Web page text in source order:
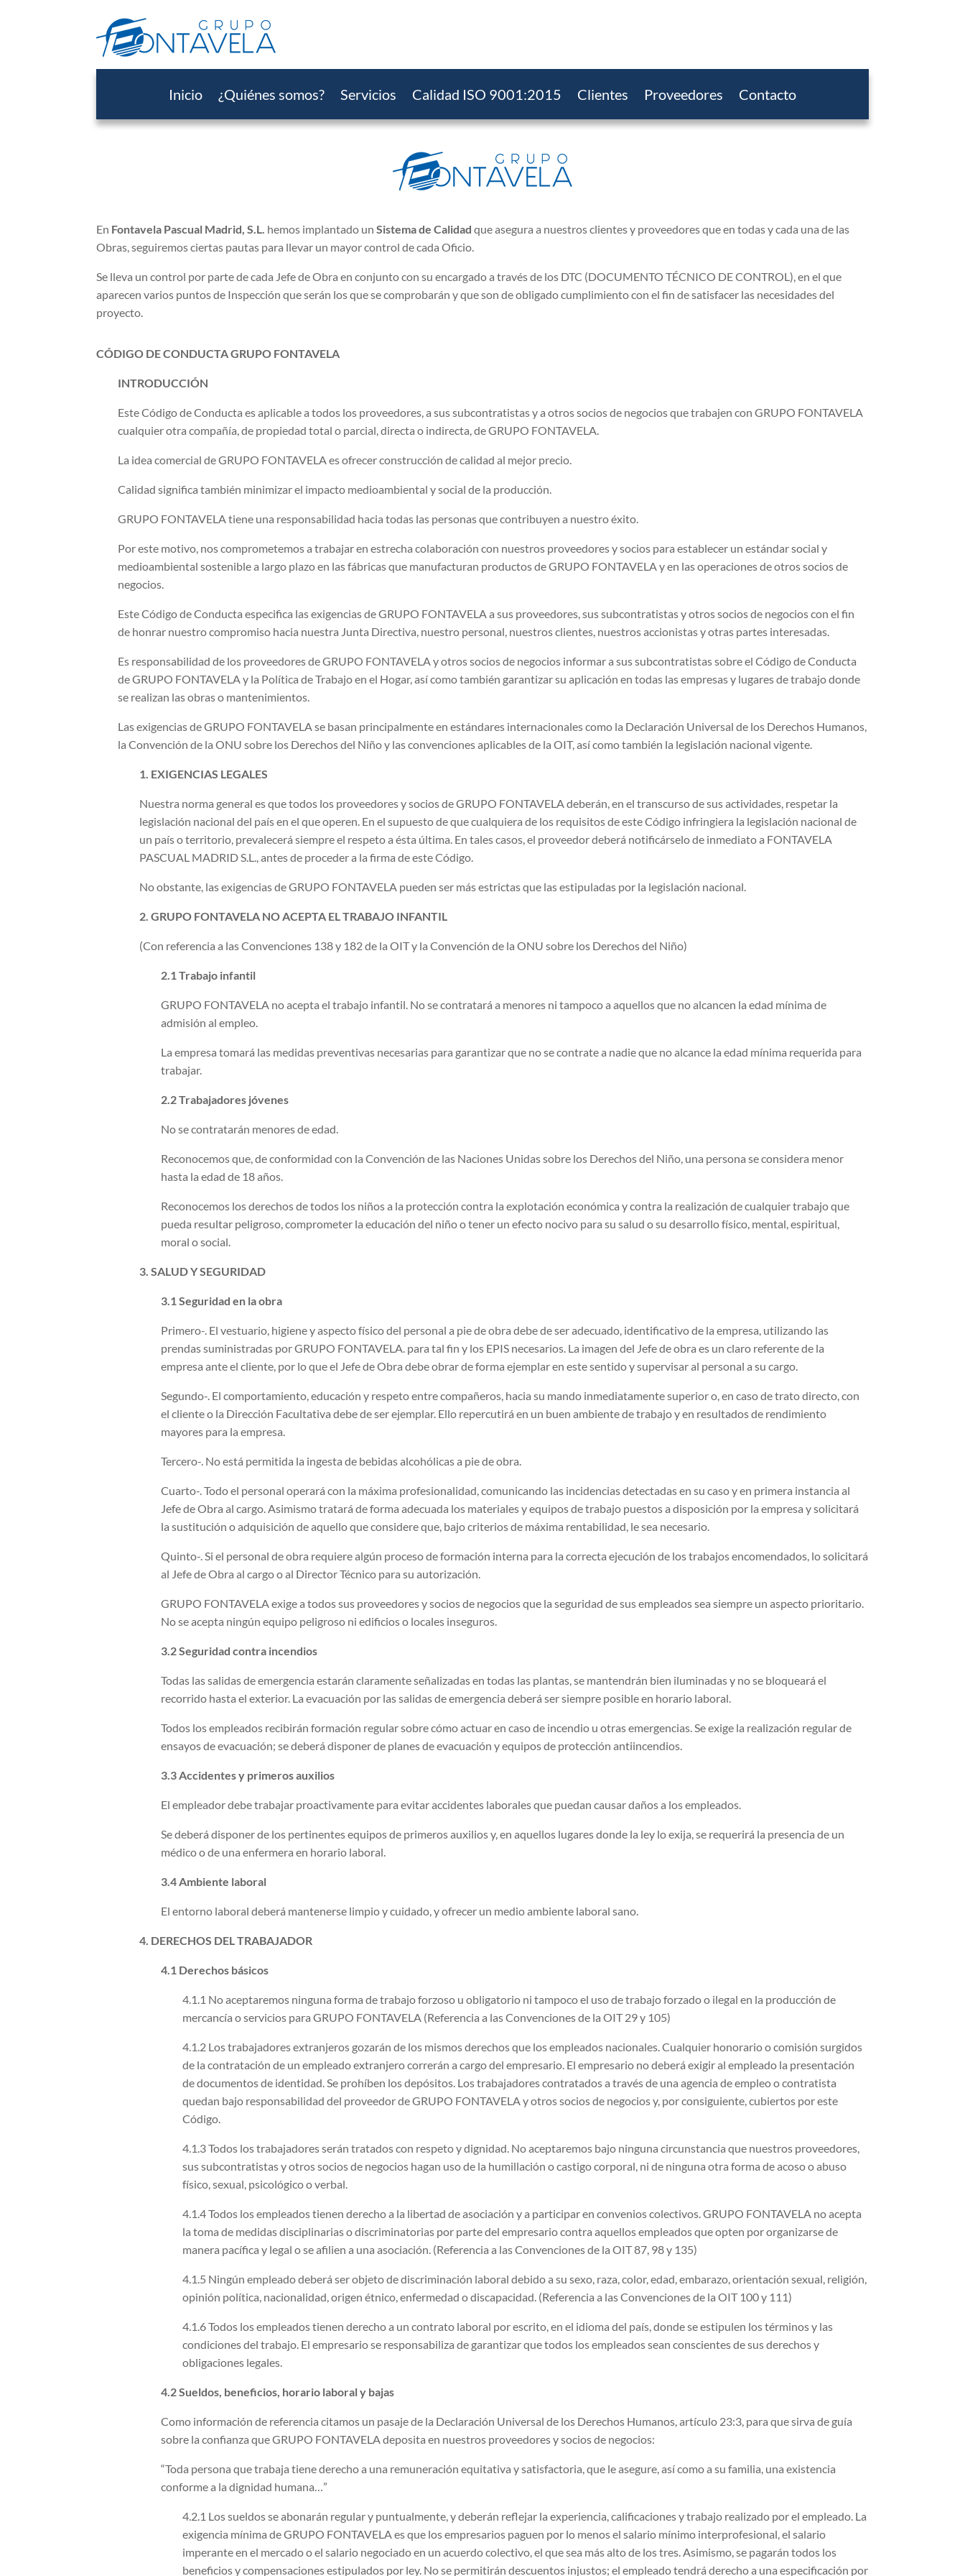
Inicio ¿Quiénes somos? Servicios Calidad ISO 9001:2015 Clientes Proveedores Contacto
En Fontavela Pascual Madrid, S.L. hemos implantado unSistema de Calidad que asegura a nuestros clientes y proveedores que en todas y cada una de las
Obras, seguiremos ciertas pautas para llevar un mayor control de cada Oficio.
Se lleva un control por parte de cada Jefe de Obra en conjunto con su encargado a través de los DTC (DOCUMENTO TÉCNICO DE CONTROL), en el que
aparecen varios puntos de Inspección que serán los que se comprobarán y que son de obligado cumplimiento con el fin de satisfacer las necesidades del
proyecto.
CÓDIGO DE CONDUCTA GRUPO FONTAVELA
INTRODUCCIÓN
Este Código de Conducta es aplicable a todos los proveedores, a sus subcontratistas y a otros socios de negocios que trabajen con GRUPO FONTAVELA
cualquier otra compañía, de propiedad total o parcial, directa o indirecta, de GRUPO FONTAVELA.
La idea comercial de GRUPO FONTAVELA es ofrecer construcción de calidad al mejor precio.
Calidad significa también minimizar el impacto medioambiental y social de la producción.
GRUPO FONTAVELA tiene una responsabilidad hacia todas las personas que contribuyen a nuestro éxito.
Por este motivo, nos comprometemos a trabajar en estrecha colaboración con nuestros proveedores y socios para establecer un estándar social y
medioambiental sostenible a largo plazo en las fábricas que manufacturan productos de GRUPO FONTAVELA y en las operaciones de otros socios de
negocios.
Este Código de Conducta especifica las exigencias de GRUPO FONTAVELA a sus proveedores, sus subcontratistas y otros socios de negocios con el fin
de honrar nuestro compromiso hacia nuestra Junta Directiva, nuestro personal, nuestros clientes, nuestros accionistas y otras partes interesadas.
Es responsabilidad de los proveedores de GRUPO FONTAVELA y otros socios de negocios informar a sus subcontratistas sobre el Código de Conducta
de GRUPO FONTAVELA y la Política de Trabajo en el Hogar, así como también garantizar su aplicación en todas las empresas y lugares de trabajo donde
se realizan las obras o mantenimientos.
Las exigencias de GRUPO FONTAVELA se basan principalmente en estándares internacionales como la Declaración Universal de los Derechos Humanos,
la Convención de la ONU sobre los Derechos del Niño y las convenciones aplicables de la OIT, así como también la legislación nacional vigente.
1. EXIGENCIAS LEGALES
Nuestra norma general es que todos los proveedores y socios de GRUPO FONTAVELA deberán, en el transcurso de sus actividades, respetar la
legislación nacional del país en el que operen. En el supuesto de que cualquiera de los requisitos de este Código infringiera la legislación nacional de
un país o territorio, prevalecerá siempre el respeto a ésta última. En tales casos, el proveedor deberá notificárselo de inmediato a FONTAVELA
PASCUAL MADRID S.L., antes de proceder a la firma de este Código.
No obstante, las exigencias de GRUPO FONTAVELA pueden ser más estrictas que las estipuladas por la legislación nacional.
2. GRUPO FONTAVELA NO ACEPTA EL TRABAJO INFANTIL
(Con referencia a las Convenciones 138 y 182 de la OIT y la Convención de la ONU sobre los Derechos del Niño)
2.1 Trabajo infantil
GRUPO FONTAVELA no acepta el trabajo infantil. No se contratará a menores ni tampoco a aquellos que no alcancen la edad mínima de
admisión al empleo.
La empresa tomará las medidas preventivas necesarias para garantizar que no se contrate a nadie que no alcance la edad mínima requerida para
trabajar.
2.2 Trabajadores jóvenes
No se contratarán menores de edad.
Reconocemos que, de conformidad con la Convención de las Naciones Unidas sobre los Derechos del Niño, una persona se considera menor
hasta la edad de 18 años.
Reconocemos los derechos de todos los niños a la protección contra la explotación económica y contra la realización de cualquier trabajo que
pueda resultar peligroso, comprometer la educación del niño o tener un efecto nocivo para su salud o su desarrollo físico, mental, espiritual,
moral o social.
3. SALUD Y SEGURIDAD
3.1 Seguridad en la obra
Primero-. El vestuario, higiene y aspecto físico del personal a pie de obra debe de ser adecuado, identificativo de la empresa, utilizando las
prendas suministradas por GRUPO FONTAVELA. para tal fin y los EPIS necesarios. La imagen del Jefe de obra es un claro referente de la
empresa ante el cliente, por lo que el Jefe de Obra debe obrar de forma ejemplar en este sentido y supervisar al personal a su cargo.
Segundo-. El comportamiento, educación y respeto entre compañeros, hacia su mando inmediatamente superior o, en caso de trato directo, con
el cliente o la Dirección Facultativa debe de ser ejemplar. Ello repercutirá en un buen ambiente de trabajo y en resultados de rendimiento
mayores para la empresa.
Tercero-. No está permitida la ingesta de bebidas alcohólicas a pie de obra.
Cuarto-. Todo el personal operará con la máxima profesionalidad, comunicando las incidencias detectadas en su caso y en primera instancia al
Jefe de Obra al cargo. Asimismo tratará de forma adecuada los materiales y equipos de trabajo puestos a disposición por la empresa y solicitará
la sustitución o adquisición de aquello que considere que, bajo criterios de máxima rentabilidad, le sea necesario.
Quinto-. Si el personal de obra requiere algún proceso de formación interna para la correcta ejecución de los trabajos encomendados, lo solicitará
al Jefe de Obra al cargo o al Director Técnico para su autorización.
GRUPO FONTAVELA exige a todos sus proveedores y socios de negocios que la seguridad de sus empleados sea siempre un aspecto prioritario.
No se acepta ningún equipo peligroso ni edificios o locales inseguros.
3.2 Seguridad contra incendios
Todas las salidas de emergencia estarán claramente señalizadas en todas las plantas, se mantendrán bien iluminadas y no se bloqueará el
recorrido hasta el exterior. La evacuación por las salidas de emergencia deberá ser siempre posible en horario laboral.
Todos los empleados recibirán formación regular sobre cómo actuar en caso de incendio u otras emergencias. Se exige la realización regular de
ensayos de evacuación; se deberá disponer de planes de evacuación y equipos de protección antiincendios.
3.3 Accidentes y primeros auxilios
El empleador debe trabajar proactivamente para evitar accidentes laborales que puedan causar daños a los empleados.
Se deberá disponer de los pertinentes equipos de primeros auxilios y, en aquellos lugares donde la ley lo exija, se requerirá la presencia de un
médico o de una enfermera en horario laboral.
3.4 Ambiente laboral
El entorno laboral deberá mantenerse limpio y cuidado, y ofrecer un medio ambiente laboral sano.
4. DERECHOS DEL TRABAJADOR
4.1 Derechos básicos
4.1.1 No aceptaremos ninguna forma de trabajo forzoso u obligatorio ni tampoco el uso de trabajo forzado o ilegal en la producción de
mercancía o servicios para GRUPO FONTAVELA (Referencia a las Convenciones de la OIT 29 y 105)
4.1.2 Los trabajadores extranjeros gozarán de los mismos derechos que los empleados nacionales. Cualquier honorario o comisión surgidos
de la contratación de un empleado extranjero correrán a cargo del empresario. El empresario no deberá exigir al empleado la presentación
de documentos de identidad. Se prohíben los depósitos. Los trabajadores contratados a través de una agencia de empleo o contratista
quedan bajo responsabilidad del proveedor de GRUPO FONTAVELA y otros socios de negocios y, por consiguiente, cubiertos por este
Código.
4.1.3 Todos los trabajadores serán tratados con respeto y dignidad. No aceptaremos bajo ninguna circunstancia que nuestros proveedores,
sus subcontratistas y otros socios de negocios hagan uso de la humillación o castigo corporal, ni de ninguna otra forma de acoso o abuso
físico, sexual, psicológico o verbal.
4.1.4 Todos los empleados tienen derecho a la libertad de asociación y a participar en convenios colectivos. GRUPO FONTAVELA no acepta
la toma de medidas disciplinarias o discriminatorias por parte del empresario contra aquellos empleados que opten por organizarse de
manera pacífica y legal o se afilien a una asociación. (Referencia a las Convenciones de la OIT 87, 98 y 135)
4.1.5 Ningún empleado deberá ser objeto de discriminación laboral debido a su sexo, raza, color, edad, embarazo, orientación sexual, religión,
opinión política, nacionalidad, origen étnico, enfermedad o discapacidad. (Referencia a las Convenciones de la OIT 100 y 111)
4.1.6 Todos los empleados tienen derecho a un contrato laboral por escrito, en el idioma del país, donde se estipulen los términos y las
condiciones del trabajo. El empresario se responsabiliza de garantizar que todos los empleados sean conscientes de sus derechos y
obligaciones legales.
4.2 Sueldos, beneficios, horario laboral y bajas
Como información de referencia citamos un pasaje de la Declaración Universal de los Derechos Humanos, artículo 23:3, para que sirva de guía
sobre la confianza que GRUPO FONTAVELA deposita en nuestros proveedores y socios de negocios:
“Toda persona que trabaja tiene derecho a una remuneración equitativa y satisfactoria, que le asegure, así como a su familia, una existencia
conforme a la dignidad humana…”
4.2.1 Los sueldos se abonarán regular y puntualmente, y deberán reflejar la experiencia, calificaciones y trabajo realizado por el empleado. La
exigencia mínima de GRUPO FONTAVELA es que los empresarios paguen por lo menos el salario mínimo interprofesional, el salario
imperante en el mercado o el salario negociado en un acuerdo colectivo, el que sea más alto de los tres. Asimismo, se pagarán todos los
beneficios y compensaciones estipulados por ley. No se permitirán descuentos injustos; el empleado tendrá derecho a una especificación por